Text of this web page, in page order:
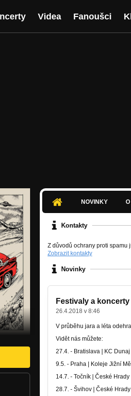
Videa Fanoušci
NOVINKY
Kontakty
Z důvodů ochrany proti spamu
Zobrazit kontakty
Novinky
Festivaly a
26.4.2018 v 8:46
V průběhu jara a léta
Vidět nás můžete:
27.4. - Bratislava | KC
9.5. - Praha | Koleje Jižní
14.7. - Točník | České Hrady
28.7. - Švihov | České Hrady